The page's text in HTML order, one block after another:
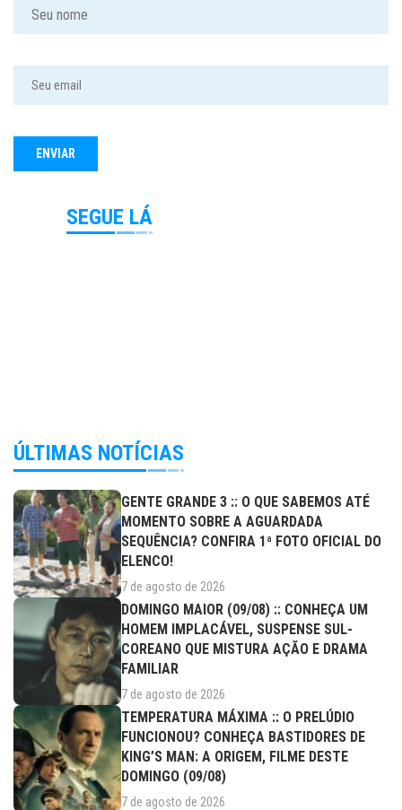
SEGUE LÁ
ÚLTIMAS NOTÍCIAS
GENTE GRANDE 3 :: O QUE SABEMOS ATÉ
MOMENTO SOBRE A AGUARDADA
SEQUÊNCIA? CONFIRA 1ª FOTO OFICIAL DO
ELENCO!
7 de agosto de 2026
DOMINGO MAIOR (09/08) :: CONHEÇA UM
HOMEM IMPLACÁVEL, SUSPENSE SUL-
COREANO QUE MISTURA AÇÃO E DRAMA
FAMILIAR
7 de agosto de 2026
TEMPERATURA MÁXIMA :: O PRELÚDIO
FUNCIONOU? CONHEÇA BASTIDORES DE
KING’S MAN: A ORIGEM, FILME DESTE
DOMINGO (09/08)
7 de agosto de 2026